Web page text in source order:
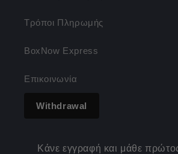
Τρόποι Πληρωμής
BoxNow Express
Επικοινωνία
Withdrawal
Κάνε εγγραφή και μάθε